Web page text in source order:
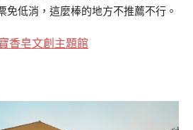
免低消，這麼棒的地方不推薦不行。
香皂文創主題館